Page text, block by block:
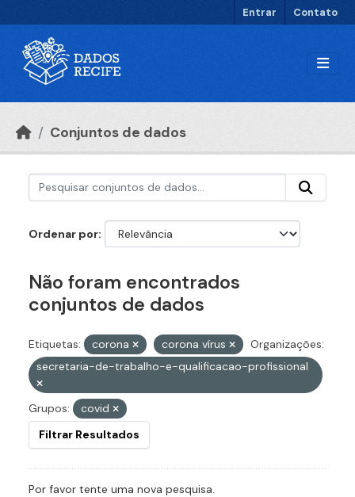
Entrar Contato
Conjuntos de dados
Ordenar por
Não foram encontrados
conjuntos de dados
Etiquetas: corona corona vírus
Organizações:
secretaria-de-trabalho-e-qualificacao-profissional
Grupos:
covid
Filtrar Resultados
Por favor tente uma nova pesquisa.